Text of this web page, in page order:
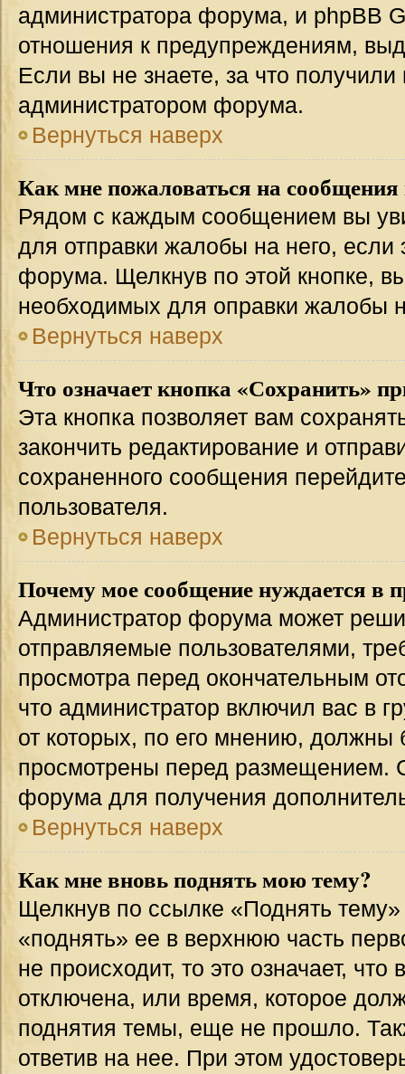
администратора форума, и phpBB
отношения к предупреждениям,
Если вы не знаете, за что
администратором форума.
Вернуться наверх
Как мне пожаловаться на сообщения
Рядом с каждым сообщением вы
для отправки жалобы на него,
форума. Щелкнув по этой кнопке,
необходимых для оправки жалобы
Вернуться наверх
Что означает кнопка «Сохранить»
Эта кнопка позволяет вам
закончить редактирование и
сохраненного сообщения
пользователя.
Вернуться наверх
Почему мое сообщение нуждается в
Администратор форума может
отправляемые пользователями,
просмотра перед окончательным
что администратор включил вас в
от которых, по его мнению, должны
просмотрены перед размещением.
форума для получения
Вернуться наверх
Как мне вновь поднять мою тему?
Щелкнув по ссылке «Поднять
«поднять» ее в верхнюю часть
не происходит, то это означает,
отключена, или время, которое
поднятия темы, еще не прошло.
ответив на нее. При этом